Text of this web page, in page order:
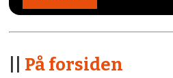
På forsiden